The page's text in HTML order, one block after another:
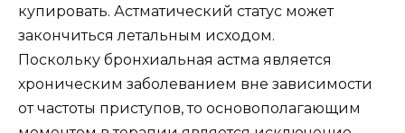
купировать. Астматический статус может
закончиться летальным исходом.
Поскольку бронхиальная астма является
хроническим заболеванием вне зависимости
от частоты приступов, то основополагающим